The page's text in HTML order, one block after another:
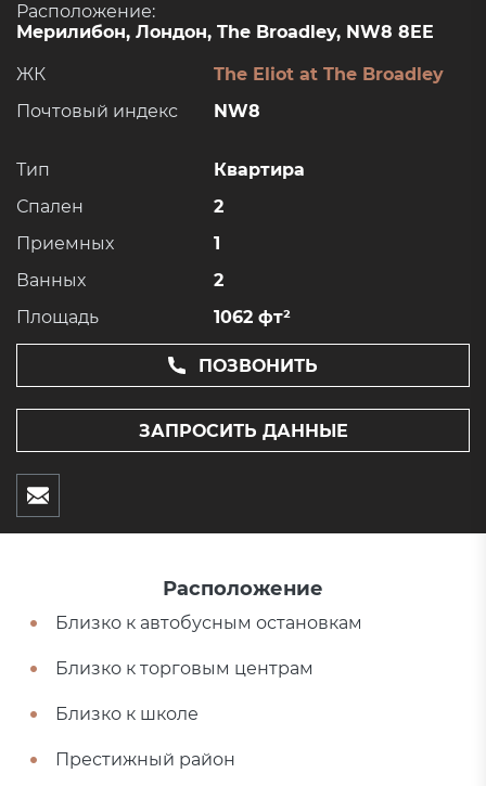
Расположение:
Мерилибон, Лондон, The Broadley, NW8 8EE
ЖК
The Eliot at The Broadley
Почтовый индекс
NW8
Тип
Квартира
Спален
2
Приемных
1
Ванных
2
Площадь
1062 фт²
ПОЗВОНИТЬ
ЗАПРОСИТЬ ДАННЫЕ
Расположение
Близко к автобусным остановкам
Близко к торговым центрам
Близко к школе
Престижный район